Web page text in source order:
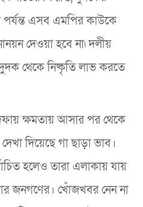
পর্যন্ত এসব এমপির কাউকে
দেওয়া হবে না৷ দলীয়
থেকে নিষ্কৃতি লাভ করতে
ক্ষমতায় আসার পর থেকে
দিয়েছে গা ছাড়া ভাব।
হলেও তারা এলাকায় যায়
জনগণের। খোঁজখবর নেন না